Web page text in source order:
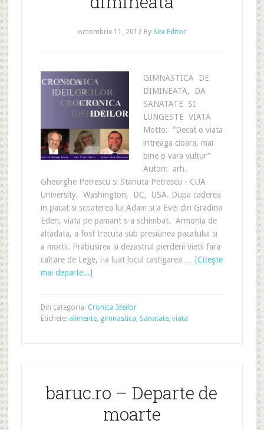
octombrie 11, 2012 By Site Editor
GIMNASTICA DE
DIMINEATA, DA
SANATATE SI
LUNGESTE VIATA
Motto: “Decat o viata
intreaga cioara, mai
bine o vara vultur”
Autori: arh.
Gheorghe Petrescu si Stanuta Petrescu - CUA
University, Washington, DC, USA. Dupa caderea
in pacat si scoaterea lui Adam si a Evei din Gradina
Eden, viata pe pamant s-a schimbat. Armonia de
altadata, a fost trecuta sub presiunea pacatului si
a mortii. Prabusirea si dezastrul pierderii vietii fara
calcare de Lege, i-a luat locul castigarea … [Citeşte
mai departe...]
Din categoria: Cronica Ideilor
Etichete: alimente, gimnastica, Sanatate, viata
baruc.ro – Departe de
moarte